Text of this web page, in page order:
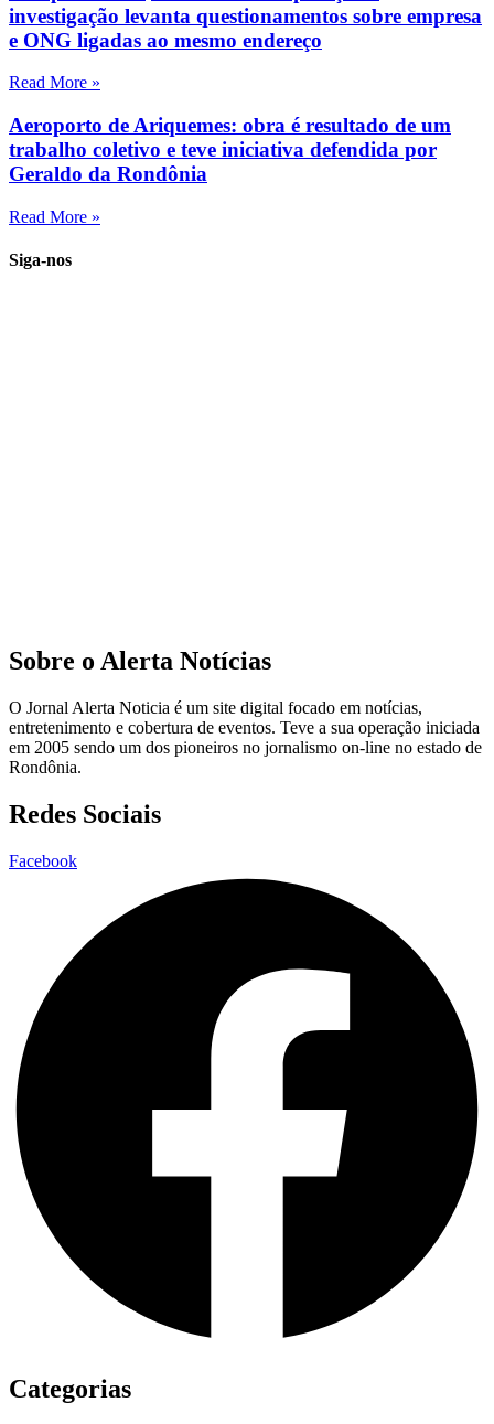
investigação levanta questionamentos sobre empresa
e ONG ligadas ao mesmo endereço
Read More »
Aeroporto de Ariquemes: obra é resultado de um
trabalho coletivo e teve iniciativa defendida por
Geraldo da Rondônia
Read More »
Siga-nos
Sobre o Alerta Notícias
O Jornal Alerta Noticia é um site digital focado em notícias,
entretenimento e cobertura de eventos. Teve a sua operação iniciada
em 2005 sendo um dos pioneiros no jornalismo on-line no estado de
Rondônia.
Redes Sociais
Facebook
Categorias